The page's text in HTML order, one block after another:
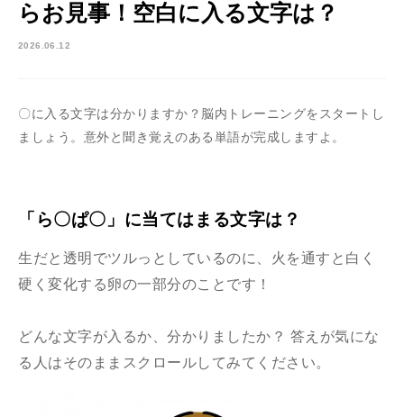
らお見事！空白に入る文字は？
2026.06.12
〇に入る文字は分かりますか？脳内トレーニングをスタートし
ましょう。意外と聞き覚えのある単語が完成しますよ。
「ら〇ぱ〇」に当てはまる文字は？
生だと透明でツルっとしているのに、火を通すと白く
硬く変化する卵の一部分のことです！
どんな文字が入るか、分かりましたか？ 答えが気にな
る人はそのままスクロールしてみてください。